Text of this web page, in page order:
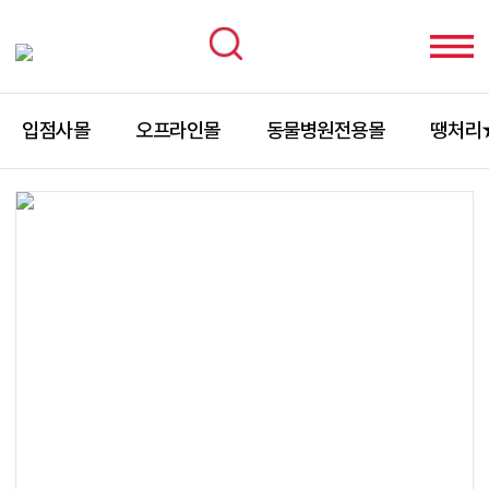
입점사몰 오프라인몰 동물병원전용몰 땡처